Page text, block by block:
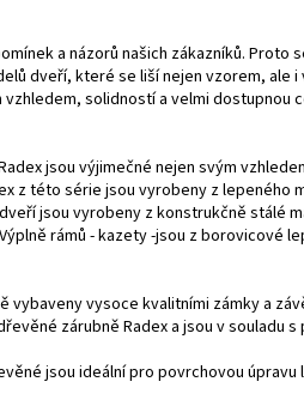
a názorů našich zákazníků. Proto
dveří, které se liší nejen vzorem, ale
solidností a velmi dostupnou
jsou výjimečné nejen svým
z této série jsou vyrobeny z lepeného
jsou vyrobeny z konstrukčně stálé
rámů - kazety -jsou z borovicové
vybaveny vysoce kvalitními zámky a
zárubně Radex a jsou v souladu s
jsou ideální pro povrchovou úpravu